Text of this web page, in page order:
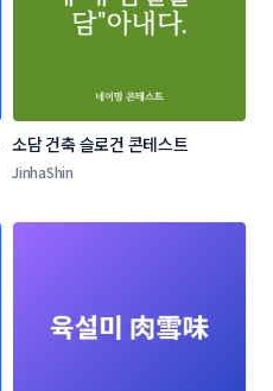
소담 건축 슬로건 콘테스트
JinhaShin